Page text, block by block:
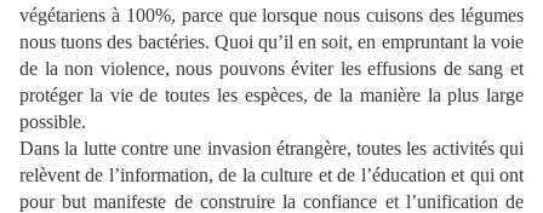
végétariens à 100%, parce que lorsque nous cuisons des légumes
nous tuons des bactéries. Quoi qu’il en soit, en empruntant la voie
de la non violence, nous pouvons éviter les effusions de sang et
protéger la vie de toutes les espèces, de la manière la plus large
possible.
Dans la lutte contre une invasion étrangère, toutes les activités qui
relèvent de l’information, de la culture et de l’éducation et qui ont
pour but manifeste de construire la confiance et l’unification de